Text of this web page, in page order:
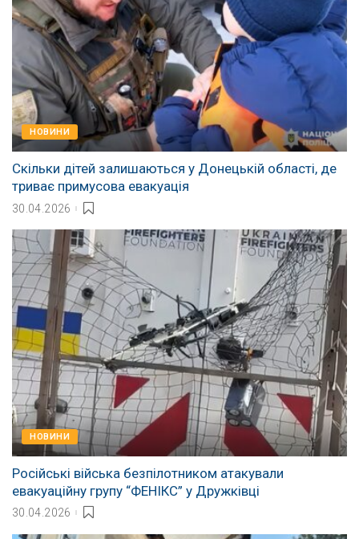
НОВИНИ
Скільки дітей залишаються у Донецькій області, де
триває примусова евакуація
30.04.2026
НОВИНИ
Російські війська безпілотником атакували
евакуаційну групу “ФЕНІКС” у Дружківці
30.04.2026